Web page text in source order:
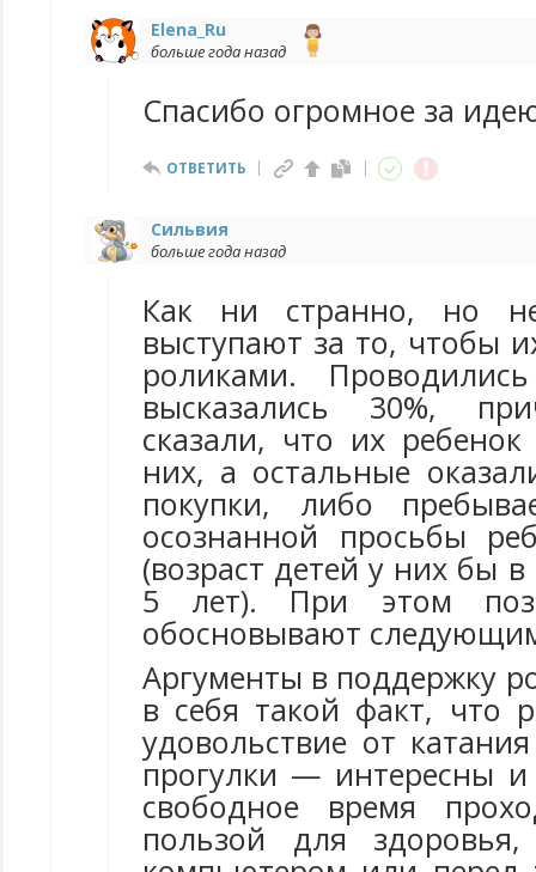
Elena_Ru
больше года назад
Спасибо огромное за
ОТВЕТИТЬ
Сильвия
больше года назад
Как ни странно, но
выступают за то, чтобы
роликами.
высказались 30%,
сказали, что их
них, а остальные
покупки, либо
осознанной просьбы
(возраст детей у них бы
5 лет). При этом
обосновывают
Аргументы в поддержку
в себя такой факт, что
удовольствие от
прогулки — интересны
свободное время
пользой для